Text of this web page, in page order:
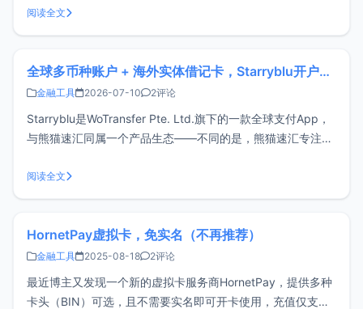
借记卡有什么特别的优势吗？招行万事达借记卡其实并没有明
显的优势，如果你已经有VISA、MasterCard外币卡，那么此
阅读全文
全球多币种账户 + 海外实体借记卡，Starryblu开户教程与注意事项
金融工具 2026-07-10 2评论
Starryblu是WoTransfer Pte. Ltd.旗下的一款全球支付App，
与熊猫速汇同属一个产品生态——不同的是，熊猫速汇专注国
一个账户，用户可以管理多种货币、完成换汇与跨境转账，并
支持申请虚拟卡或实体借记卡，满足海外消费、
阅读全文
HornetPay虚拟卡，免实名（不再推荐）
金融工具 2025-08-18 2评论
最近博主又发现一个新的虚拟卡服务商HornetPay，提供多种
卡头（BIN）可选，且不需要实名即可开卡使用，充值仅支持